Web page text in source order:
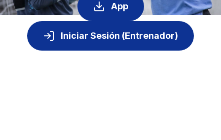
App
Iniciar Sesión (Entrenador)